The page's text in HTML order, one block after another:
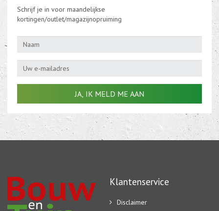
Schrijf je in voor maandelijkse
kortingen/outlet/magazijnopruiming
Klantenservice
Disclaimer